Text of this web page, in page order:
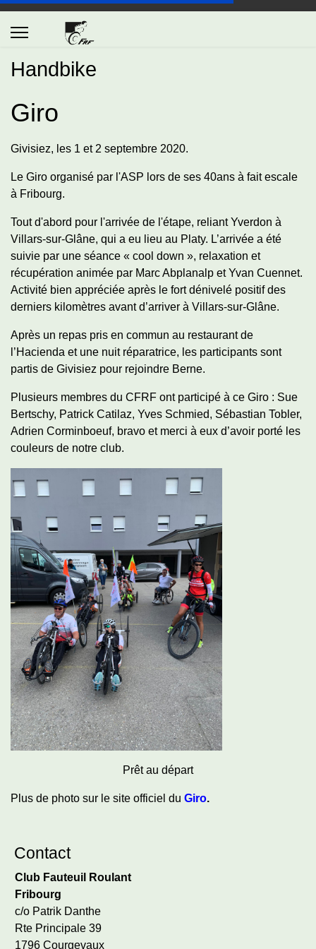
Handbike
Giro
Givisiez, les 1 et 2 septembre 2020.
Le Giro organisé par l'ASP lors de ses 40ans à fait escale
à Fribourg.
Tout d'abord pour l'arrivée de l'étape, reliant Yverdon à
Villars-sur-Glâne, qui a eu lieu au Platy. L’arrivée a été
suivie par une séance « cool down », relaxation et
récupération animée par Marc Abplanalp et Yvan Cuennet.
Activité bien appréciée après le fort dénivelé positif des
derniers kilomètres avant d’arriver à Villars-sur-Glâne.
Après un repas pris en commun au restaurant de
l’Hacienda et une nuit réparatrice, les participants sont
partis de Givisiez pour rejoindre Berne.
Plusieurs membres du CFRF ont participé à ce Giro : Sue
Bertschy, Patrick Catilaz, Yves Schmied, Sébastian Tobler,
Adrien Corminboeuf, bravo et merci à eux d’avoir porté les
couleurs de notre club.
Prêt au départ
Plus de photo sur le site officiel du Giro.
Contact
Club Fauteuil Roulant
Fribourg
c/o Patrik Danthe
Rte Principale 39
1796 Courgevaux